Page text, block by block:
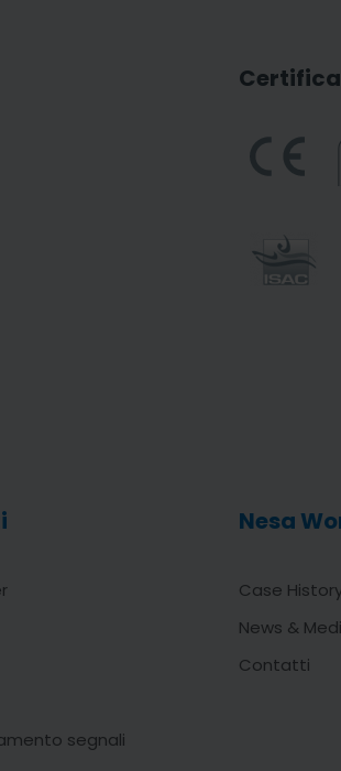
segnali
Nesa
Case
News &
Contatti